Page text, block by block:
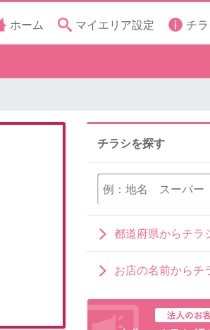
ホーム マイエリア設定 チ
チラシを探す
都道府県からチラ
お店の名前からチ